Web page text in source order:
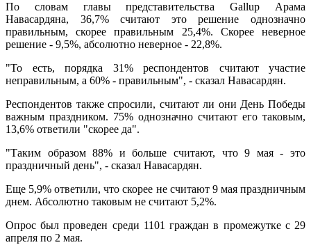
По словам главы представительства Gallup Арама
Навасардяна, 36,7% считают это решение однозначно
правильным, скорее правильным 25,4%. Скорее неверное
решение - 9,5%, абсолютно неверное - 22,8%.
"То есть, порядка 31% респондентов считают участие
неправильным, а 60% - правильным", - сказал Навасардян.
Респондентов также спросили, считают ли они День Победы
важным праздником. 75% однозначно считают его таковым,
13,6% ответили "скорее да".
"Таким образом 88% и больше считают, что 9 мая - это
праздничный день", - сказал Навасардян.
Еще 5,9% ответили, что скорее не считают 9 мая праздничным
днем. Абсолютно таковым не считают 5,2%.
Опрос был проведен среди 1101 граждан в промежутке с 29
апреля по 2 мая.